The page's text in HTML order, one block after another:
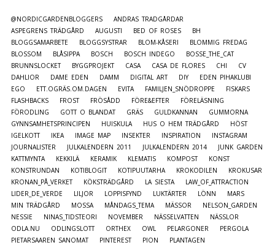
@NORDICGARDENBLOGGERS
ANDRAS TRÄDGÅRDAR
ASPEGRENS TRÄDGÅRD
AUGUSTI BED OF ROSES
BH
BLOGGSAMARBETE
BLOGGSYSTRAR BLOM-KÅSERI
BLOMMIG FREDAG
BLOSSOM
BLÅSIPPA BOSCH BOSCH INDEGO
BOSSE_THE_CAT
BRUNNSLOCKET
BYGGPROJEKT CASA CASA DE FLORES CHI
CV
DAHLIOR
DAME EDEN DAMM DIGITAL ART DIY
EDEN PIHAKLUBI
EGO
ETT.OGRÄS.OM.DAGEN EVITA FAMILJEN_SNÖDROPPE
FISKARS
FLASHBACKS
FROST FRÖSÅDD FÖRE&EFTER
FÖRELÄSNING
FÖRODLING
GOTT O BLANDAT GRÄS GULDKANNAN
GUMMORNA
GYNNSAMHETSPRINCIPEN
HUISKULA HUS O HEM TRÄDGÅRD
HÖST
IGELKOTT
IKEA IMAGE MAP INSEKTER INSPIRATION
INSTAGRAM
JOURNALISTER
JULKALENDERN 2011 JULKALENDERN 2014
JUNK GARDEN
KATTMYNTA
KEKKILÄ KERAMIK KLEMATIS KOMPOST
KONST
KONSTRUNDAN
KOTIBLOGIT KOTIPUUTARHA KROKODILEN
KROKUSAR
KRONAN_PÅ_VERKET
KÖKSTRÄDGÅRD LA SIESTA
LAW_OF_ATTRACTION
LIDER_DE_VERDE
LILJOR LOPPISFYND LUKTÄRTER LÖNN
MARS
MIN TRÄDGÅRD
MOSSA MÅNDAGS_TEMA MÄSSOR
NELSON_GARDEN
NESSIE
NINAS_TIDSTEORI NOVEMBER NÄSSELVATTEN
NÄSSLOR
ODLA.NU
ODLINGSLOTT ORTHEX OWL PELARGONER
PERGOLA
PIETARSAAREN SANOMAT
PINTEREST PION
PLANTAGEN